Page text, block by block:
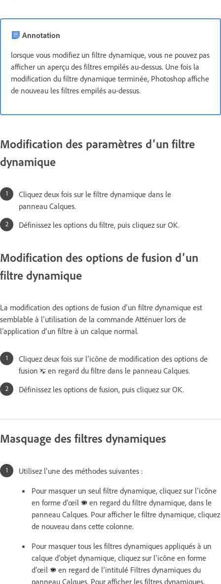
Annotation
lorsque vous modifiez un filtre dynamique, vous ne pouvez pas
afficher un aperçu des filtres empilés au-dessus. Une fois la
modification du filtre dynamique terminée, Photoshop affiche
de nouveau les filtres empilés au-dessus.
Modification des paramètres d’un filtre
dynamique
Cliquez deux fois sur le filtre dynamique dans le
panneau Calques.
Définissez les options du filtre, puis cliquez sur OK.
Modification des options de fusion d’un
filtre dynamique
La modification des options de fusion d’un filtre dynamique est
semblable à l’utilisation de la commande Atténuer lors de
l’application d’un filtre à un calque normal.
Cliquez deux fois sur l’icône de modification des options de
fusion
en regard du filtre dans le panneau Calques.
Définissez les options de fusion, puis cliquez sur OK.
Masquage des filtres dynamiques
Utilisez l’une des méthodes suivantes :
Pour masquer un seul filtre dynamique, cliquez sur l’icône
en forme d’œil
en regard du filtre dynamique, dans le
panneau Calques. Pour afficher le filtre dynamique, cliquez
de nouveau dans cette colonne.
Pour masquer tous les filtres dynamiques appliqués à un
calque d’objet dynamique, cliquez sur l’icône en forme
d’œil
en regard de l’intitulé Filtres dynamiques du
panneau Calques. Pour afficher les filtres dynamiques,